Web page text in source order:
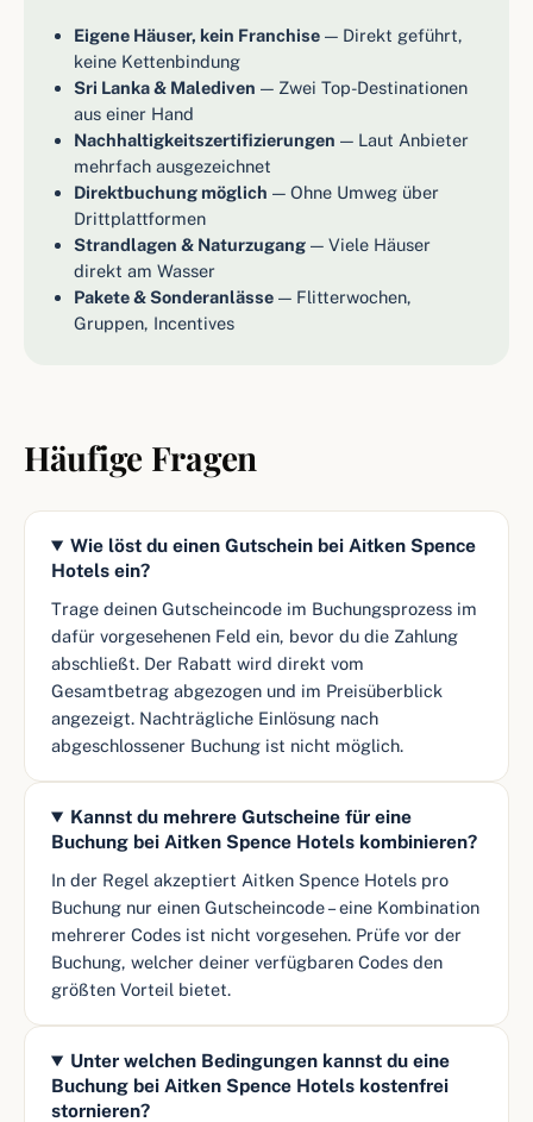
Eigene Häuser, kein Franchise — Direkt geführt,
keine Kettenbindung
Sri Lanka & Malediven — Zwei Top-Destinationen
aus einer Hand
Nachhaltigkeitszertifizierungen — Laut Anbieter
mehrfach ausgezeichnet
Direktbuchung möglich — Ohne Umweg über
Drittplattformen
Strandlagen & Naturzugang — Viele Häuser
direkt am Wasser
Pakete & Sonderanlässe — Flitterwochen,
Gruppen, Incentives
Häufige Fragen
Wie löst du einen Gutschein bei Aitken Spence
Hotels ein?
Trage deinen Gutscheincode im Buchungsprozess im
dafür vorgesehenen Feld ein, bevor du die Zahlung
abschließt. Der Rabatt wird direkt vom
Gesamtbetrag abgezogen und im Preisüberblick
angezeigt. Nachträgliche Einlösung nach
abgeschlossener Buchung ist nicht möglich.
Kannst du mehrere Gutscheine für eine
Buchung bei Aitken Spence Hotels kombinieren?
In der Regel akzeptiert Aitken Spence Hotels pro
Buchung nur einen Gutscheincode – eine Kombination
mehrerer Codes ist nicht vorgesehen. Prüfe vor der
Buchung, welcher deiner verfügbaren Codes den
größten Vorteil bietet.
Unter welchen Bedingungen kannst du eine
Buchung bei Aitken Spence Hotels kostenfrei
stornieren?